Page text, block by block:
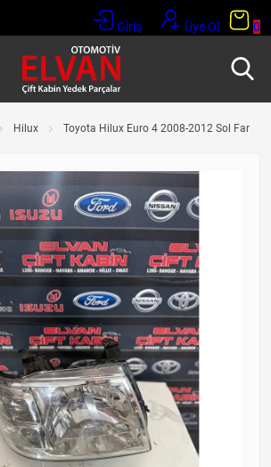
Giriş Üye Ol 0
Hilux Toyota Hilux Euro 4 2008-2012 Sol Far